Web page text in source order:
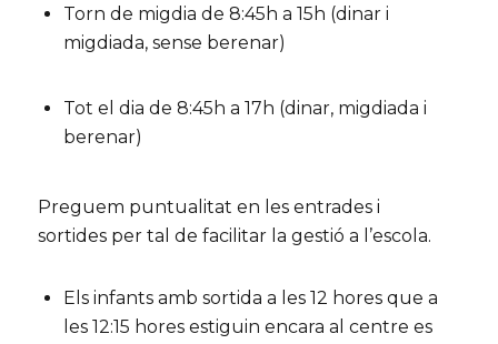
Torn de migdia de 8:45h a 15h (dinar i
migdiada, sense berenar)
Tot el dia de 8:45h a 17h (dinar, migdiada i
berenar)
Preguem puntualitat en les entrades i
sortides per tal de facilitar la gestió a l’escola.
Els infants amb sortida a les 12 hores que a
les 12:15 hores estiguin encara al centre es